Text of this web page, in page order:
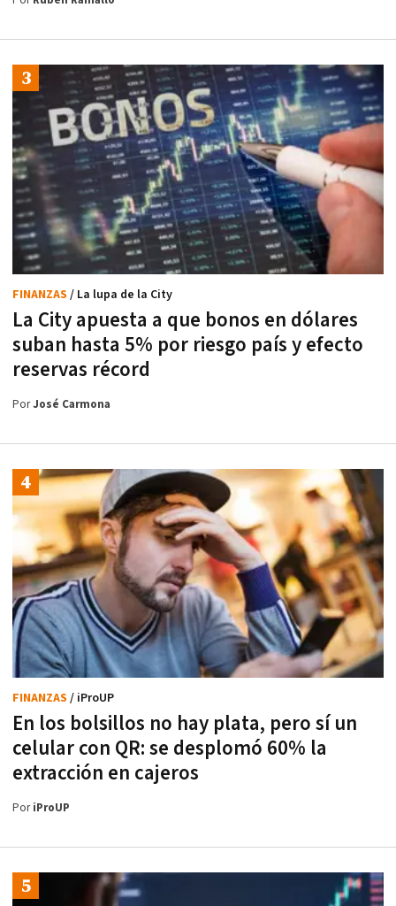
La City apuesta a que bonos en dólares
suban hasta 5% por riesgo país y efecto
reservas récord
FINANZAS / La lupa de la City
PorJosé Carmona
En los bolsillos no hay plata, pero sí un
celular con QR: se desplomó 60% la
extracción en cajeros
FINANZAS / iProUP
PoriProUP